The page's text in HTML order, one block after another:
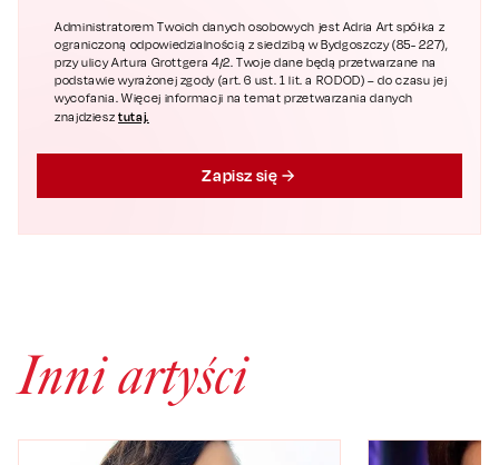
Administratorem Twoich danych osobowych jest Adria Art spółka z
ograniczoną odpowiedzialnością z siedzibą w Bydgoszczy (85- 227),
przy ulicy Artura Grottgera 4/2. Twoje dane będą przetwarzane na
podstawie wyrażonej zgody (art. 6 ust. 1 lit. a RODOD) – do czasu jej
wycofania. Więcej informacji na temat przetwarzania danych
znajdziesztutaj.
Zapisz się
Inni artyści